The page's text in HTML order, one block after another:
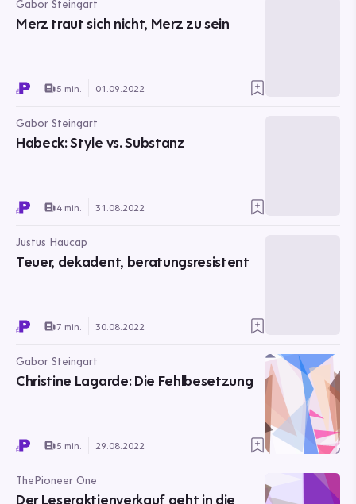
Gabor Steingart
Merz traut sich nicht, Merz zu sein
5 min. 01.09.2022
Gabor Steingart
Habeck: Style vs. Substanz
4 min. 31.08.2022
Justus Haucap
Teuer, dekadent, beratungsresistent
7 min. 30.08.2022
Gabor Steingart
Christine Lagarde: Die Fehlbesetzung
5 min. 29.08.2022
ThePioneer One
Der Leseraktienverkauf geht in die